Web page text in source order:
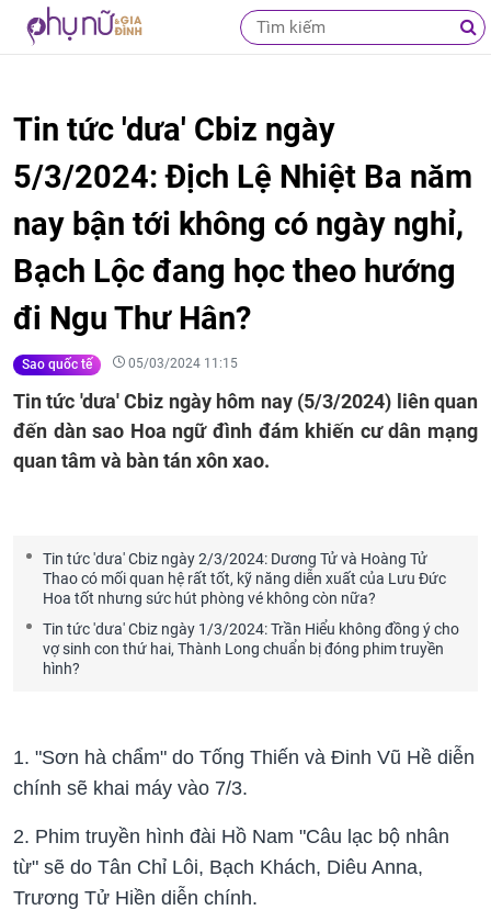
Tin tức 'dưa' Cbiz ngày
5/3/2024: Địch Lệ Nhiệt Ba năm
nay bận tới không có ngày nghỉ,
Bạch Lộc đang học theo hướng
đi Ngu Thư Hân?
Sao quốc tế 05/03/2024 11:15
Tin tức 'dưa' Cbiz ngày hôm nay (5/3/2024) liên quan
đến dàn sao Hoa ngữ đình đám khiến cư dân mạng
quan tâm và bàn tán xôn xao.
Tin tức 'dưa' Cbiz ngày 2/3/2024: Dương Tử và Hoàng Tử
Thao có mối quan hệ rất tốt, kỹ năng diễn xuất của Lưu Đức
Hoa tốt nhưng sức hút phòng vé không còn nữa?
Tin tức 'dưa' Cbiz ngày 1/3/2024: Trần Hiểu không đồng ý cho
vợ sinh con thứ hai, Thành Long chuẩn bị đóng phim truyền
hình?
1. "Sơn hà chẩm" do Tống Thiến và Đinh Vũ Hề diễn
chính sẽ khai máy vào 7/3.
2. Phim truyền hình đài Hồ Nam "Câu lạc bộ nhân
từ" sẽ do Tân Chỉ Lôi, Bạch Khách, Diêu Anna,
Trương Tử Hiền diễn chính.